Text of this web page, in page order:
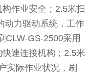
作业安全；2.5米扫
动力驱动系统，工作
CLW-GS-2500采用
速连接机构；2.5米
实际作业状况，刷